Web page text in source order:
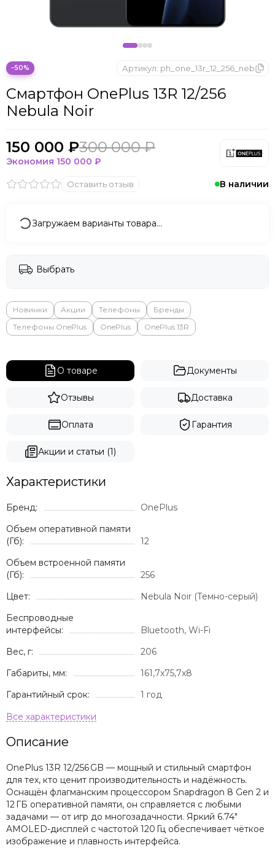
−50%
В наличии
Смартфон OnePlus 13R 12/256
Nebula Noir
Артикул: ph_one_13r_12_256_neb
Оставить отзыв
150 000 ₽300 000 ₽
Экономия 150 000 ₽
Загружаем варианты товара…
Выбрать
Новинки Акции Телефоны
Бренды
Телефоны OnePlus
OnePlus OnePlus 13R
О товаре Документы
Отзывы Доставка
Оплата Гарантия
Акции и статьи (1)
Характеристики
Бренд:
OnePlus
Объем оперативной памяти
(Гб):
12
Объем встроенной памяти
(Гб):
256
Цвет:
Nebula Noir (Темно-серый)
Беспроводные
интерфейсы:
Bluetooth, Wi-Fi
Вес, г:
206
Габариты, мм:
161,7x75,7x8
Гарантийный срок:
1 год
Описание
OnePlus 13R 12/256 GB — мощный и стильный смартфон
для тех, кто ценит производительность и надёжность.
Оснащён флагманским процессором Snapdragon 8 Gen 2 и
12 ГБ оперативной памяти, он справляется с любыми
задачами — от игр до многозадачности. Яркий 6.74"
AMOLED-дисплей с частотой 120 Гц обеспечивает чёткое
изображение и плавность интерфейса.